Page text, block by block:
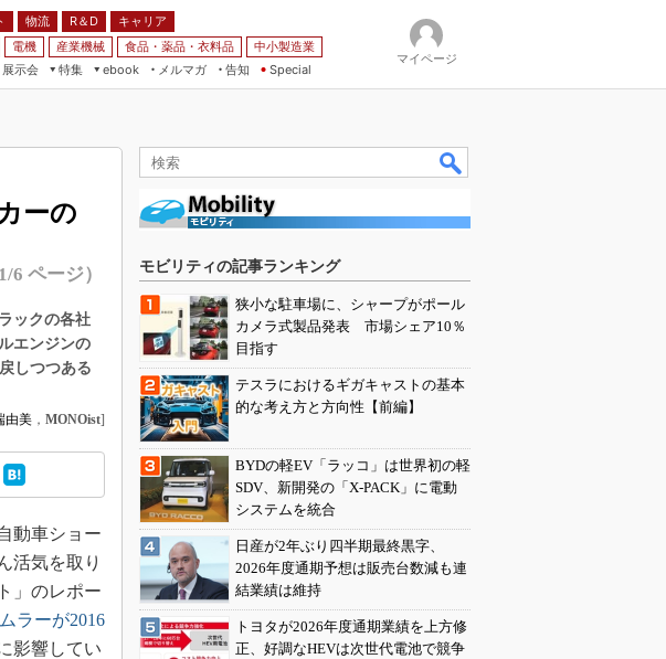
物流 R＆D
キャリア
電機 産業機械 食品・薬品・衣料品
中小製造業
展示会
特集
ebook
メルマガ
告知 Special
マイページ
ーの
1/6 ページ）
ックの各社
エンジンの
しつつある
由美 ， MONOist]
動車ショー
活気を取り
」のレポー
ラーが2016
影響してい
モビリティの記事ランキング
狭小な駐車場に、シャープがポール
カメラ式製品発表 市場シェア10％
目指す
テスラにおけるギガキャストの基本
的な考え方と方向性【前編】
BYDの軽EV「ラッコ」は世界初の軽
SDV、新開発の「X-PACK」に電動
システムを統合
日産が2年ぶり四半期最終黒字、
2026年度通期予想は販売台数減も連
結業績は維持
トヨタが2026年度通期業績を上方修
正、好調なHEVは次世代電池で競争